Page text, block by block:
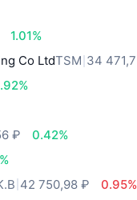
1.01%
Co LtdTSM 34
₽
0.42%
42 750,98 ₽
0.95%